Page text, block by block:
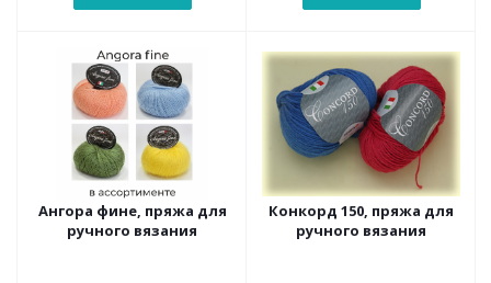
Ангора фине, пряжа для
ручного вязания
Конкорд 150, пряжа для
ручного вязания